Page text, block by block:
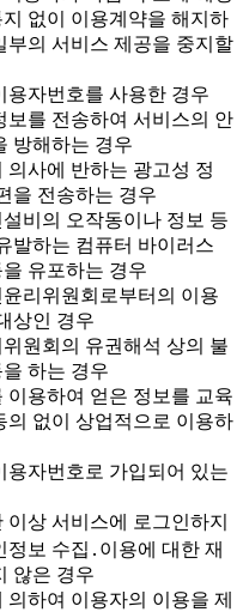
없이 이용계약을 해지하
부의 서비스 제공을 중지할
용자번호를 사용한 경우
보를 전송하여 서비스의 안
방해하는 경우
의사에 반하는 광고성 정
을 전송하는 경우
비의 오작동이나 정보 등
발하는 컴퓨터 바이러스
유포하는 경우
윤리위원회로부터의 이용
상인 경우
원회의 유권해석 상의 불
하는 경우
이용하여 얻은 정보를 교육
의 없이 상업적으로 이용하
용자번호로 가입되어 있는
이상 서비스에 로그인하지
정보 수집․이용에 대한 재
않은 경우
하여 이용자의 이용을 제